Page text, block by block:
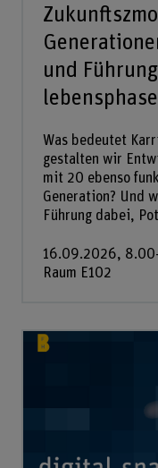
und Führung
Was bedeutet
gestalten wir
mit 20 ebenso
Generation? Und
Führung dabei,
16.09.2026,
Raum E102